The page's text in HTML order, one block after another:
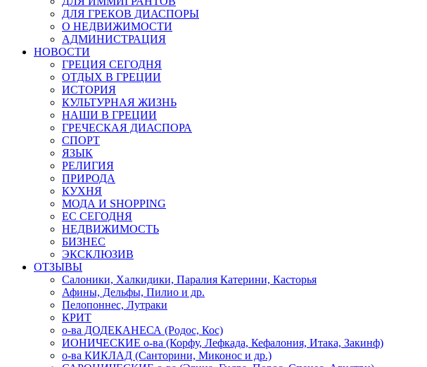
ДЛЯ ГРЕКОВ ДИАСПОРЫ
О НЕДВИЖИМОСТИ
АДМИНИСТРАЦИЯ
НОВОСТИ
ГРЕЦИЯ СЕГОДНЯ
ОТДЫХ В ГРЕЦИИ
ИСТОРИЯ
КУЛЬТУРНАЯ ЖИЗНЬ
НАШИ В ГРЕЦИИ
ГРЕЧЕСКАЯ ДИАСПОРА
СПОРТ
ЯЗЫК
РЕЛИГИЯ
ПРИРОДА
КУХНЯ
МОДА И SHOPPING
ЕС СЕГОДНЯ
НЕДВИЖИМОСТЬ
БИЗНЕС
ЭКСКЛЮЗИВ
ОТЗЫВЫ
Салоники, Халкидики, Паралия Катерини, Касторья
Афины, Дельфы, Пилио и др.
Пелопоннес, Лутраки
КРИТ
о-ва ДОДЕКАНЕСА (Родос, Кос)
ИОНИЧЕСКИЕ о-ва (Корфу, Лефкада, Кефалония, Итака, Закинф)
о-ва КИКЛАД (Санторини, Миконос и др.)